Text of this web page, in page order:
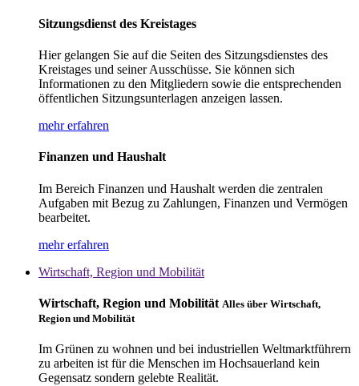
Sitzungsdienst des Kreistages
Hier gelangen Sie auf die Seiten des Sitzungsdienstes des
Kreistages und seiner Ausschüsse. Sie können sich
Informationen zu den Mitgliedern sowie die entsprechenden
öffentlichen Sitzungsunterlagen anzeigen lassen.
mehr erfahren
Finanzen und Haushalt
Im Bereich Finanzen und Haushalt werden die zentralen
Aufgaben mit Bezug zu Zahlungen, Finanzen und Vermögen
bearbeitet.
mehr erfahren
Wirtschaft, Region und Mobilität
Wirtschaft, Region und Mobilität Alles über Wirtschaft,
Region und Mobilität
Im Grünen zu wohnen und bei industriellen Weltmarktführern
zu arbeiten ist für die Menschen im Hochsauerland kein
Gegensatz sondern gelebte Realität.